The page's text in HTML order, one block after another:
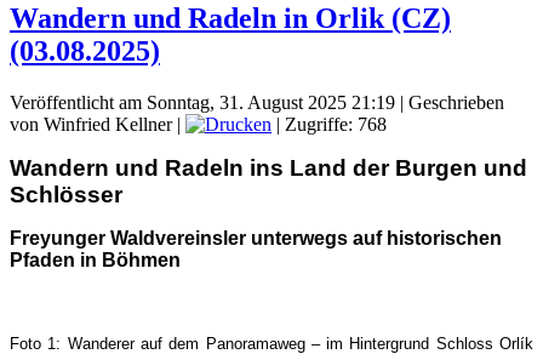
Wandern und Radeln in Orlik (CZ)
(03.08.2025)
Veröffentlicht am Sonntag, 31. August 2025 21:19 | Geschrieben
von Winfried Kellner| | Zugriffe: 768
Wandern und Radeln ins Land der Burgen und
Schlösser
Freyunger Waldvereinsler unterwegs auf historischen
Pfaden in Böhmen
Foto 1: Wanderer auf dem Panoramaweg – im Hintergrund Schloss Orlík